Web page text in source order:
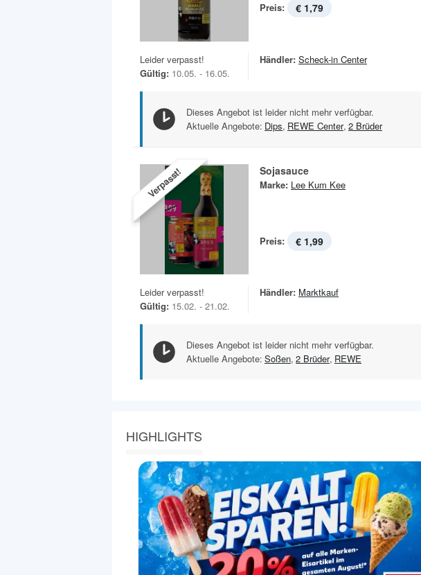
Preis: € 1,79
Leider verpasst!
Gültig: 10.05. - 16.05.
Händler: Scheck-in Center
Dieses Angebot ist leider nicht mehr verfügbar.
Aktuelle Angebote: Dips, REWE Center, 2 Brüder
Verpasst! Sojasauce
Marke: Lee Kum Kee
Preis: € 1,99
Leider verpasst!
Gültig: 15.02. - 21.02.
Händler: Marktkauf
Dieses Angebot ist leider nicht mehr verfügbar.
Aktuelle Angebote: Soßen, 2 Brüder, REWE
HIGHLIGHTS